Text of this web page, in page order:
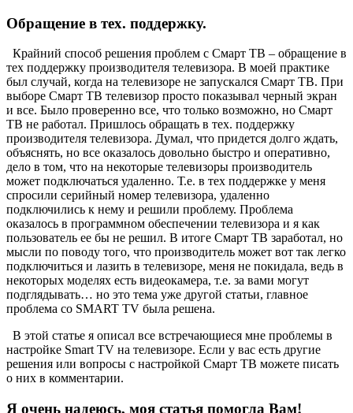
Обращение в тех. поддержку.
Крайний способ решения проблем с Смарт ТВ – обращение в
тех поддержку производителя телевизора. В моей практике
был случай, когда на телевизоре не запускался Смарт ТВ. При
выборе Смарт ТВ телевизор просто показывал черный экран
и все. Было проверенно все, что только возможно, но Смарт
ТВ не работал. Пришлось обращать в тех. поддержку
производителя телевизора. Думал, что придется долго ждать,
объяснять, но все оказалось довольно быстро и оперативно,
дело в том, что на некоторые телевизоры производитель
может подключаться удаленно. Т.е. в тех поддержке у меня
спросили серийный номер телевизора, удаленно
подключились к нему и решили проблему. Проблема
оказалось в программном обеспечении телевизора и я как
пользователь ее бы не решил. В итоге Смарт ТВ заработал, но
мысли по поводу того, что производитель может вот так легко
подключиться и лазить в телевизоре, меня не покидала, ведь в
некоторых моделях есть видеокамера, т.е. за вами могут
подглядывать… но это тема уже другой статьи, главное
проблема со SMART TV была решена.
В этой статье я описал все встречающиеся мне проблемы в
настройке Smart TV на телевизоре. Если у вас есть другие
решения или вопросы с настройкой Смарт ТВ можете писать
о них в комментарии.
Я очень надеюсь, моя статья помогла Вам!